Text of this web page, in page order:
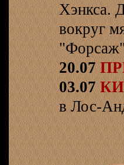
Хэнкса.
вокруг
20.07
03.07
в Лос-